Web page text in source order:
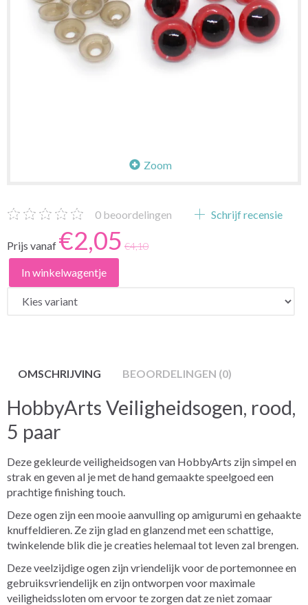
Zoom
0 beoordelingen Schrijf recensie
Prijs vanaf €2,05 €4,10
In winkelwagentje
OMSCHRIJVING BEOORDELINGEN (0)
HobbyArts Veiligheidsogen, rood,
5 paar
Deze gekleurde veiligheidsogen van HobbyArts zijn simpel en
strak en geven al je met de hand gemaakte speelgoed een
prachtige finishing touch.
Deze ogen zijn een mooie aanvulling op amigurumi en gehaakte
knuffeldieren. Ze zijn glad en glanzend met een schattige,
twinkelende blik die je creaties helemaal tot leven zal brengen.
Deze veelzijdige ogen zijn vriendelijk voor de portemonnee en
gebruiksvriendelijk en zijn ontworpen voor maximale
veiligheidssloten om ervoor te zorgen dat ze niet zomaar